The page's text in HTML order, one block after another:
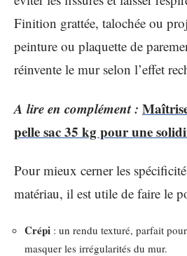
Finition grattée, talochée ou
peinture ou plaquette de
réinvente le mur selon l’effet
A lire en complément :
pelle sac 35 kg pour une
Pour mieux cerner les
matériau, il est utile de faire le
Crépi : un rendu texturé, parfait
masquer les irrégularités du mur.